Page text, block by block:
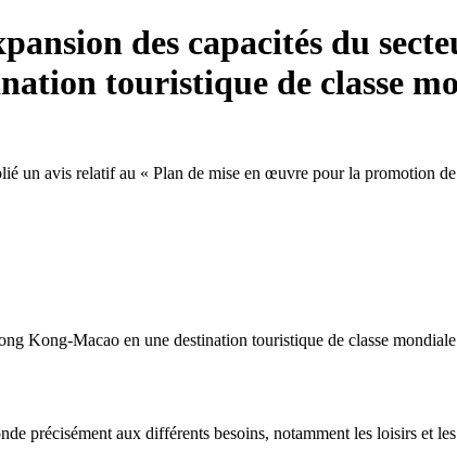
des capacités du
touristique de classe
un avis relatif au « Plan de mise en œuvre pour la promotion
Kong-Macao en une destination touristique de classe
précisément aux différents besoins, notamment les loisirs et